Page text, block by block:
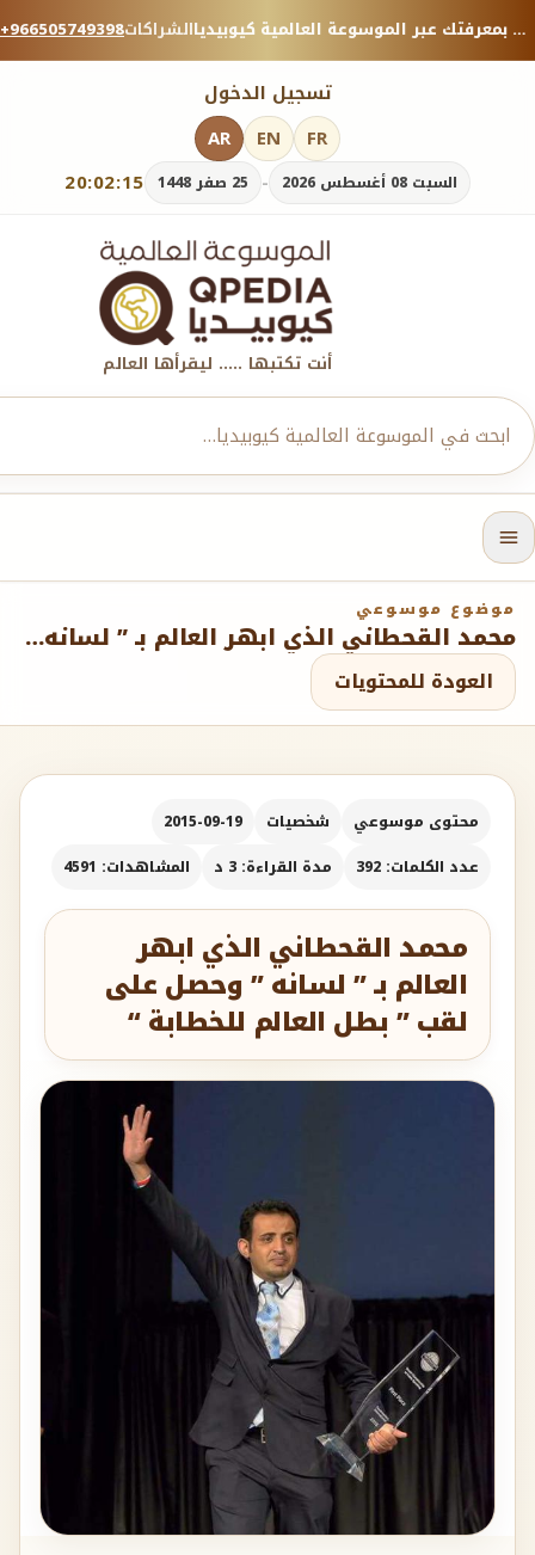
+966505749398الشراكات منصة معرفية موثوقة — شارك بمعرفتك عبر الموسوعة العالمية كيوبيديا.
تسجيل الدخول
20:02:17 السبت 08 أغسطس 2026 - 25 صفر 1448
AR EN FR
أنت تكتبها ..... ليقرأها العالم
موضوع موسوعي
محمد القحطاني الذي ابهر العالم بـ ” لسانه ” وحصل على لقب ” بطل العالم للخطابة “
العودة للمحتويات
محتوى موسوعي شخصيات
2015-09-19
عدد الكلمات: 392
مدة القراءة: 3 د المشاهدات: 4591
محمد القحطاني الذي ابهر
العالم بـ ” لسانه ” وحصل على
لقب ” بطل العالم للخطابة “